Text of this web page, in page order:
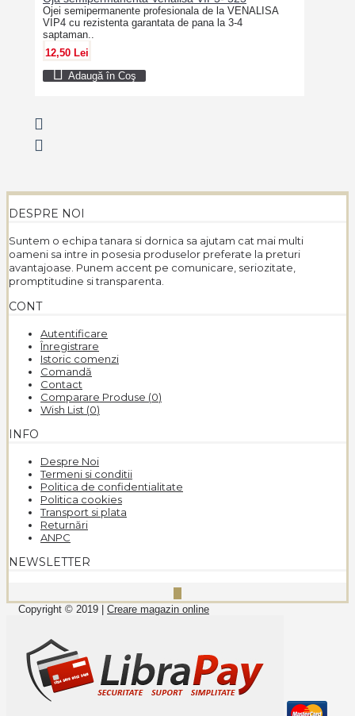
Ojei semipermanente profesionala de la VENALISA
VIP4 cu rezistenta garantata de pana la 3-4
saptaman..
12,50 Lei
Adaugă în Coş
DESPRE NOI
Suntem o echipa tanara si dornica sa ajutam cat mai multi
oameni sa intre in posesia produselor preferate la preturi
avantajoase. Punem accent pe comunicare, seriozitate,
promptitudine si transparenta.
CONT
Autentificare
Înregistrare
Istoric comenzi
Comandă
Contact
Comparare Produse (0)
Wish List (0)
INFO
Despre Noi
Termeni si conditii
Politica de confidentialitate
Politica cookies
Transport si plata
Returnări
ANPC
NEWSLETTER
Copyright © 2019 | Creare magazin online